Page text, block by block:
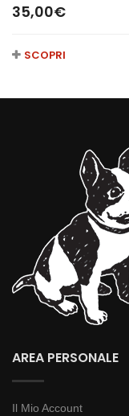
35,00€
SCOPRI
AREA PERSONALE
Il Mio Account